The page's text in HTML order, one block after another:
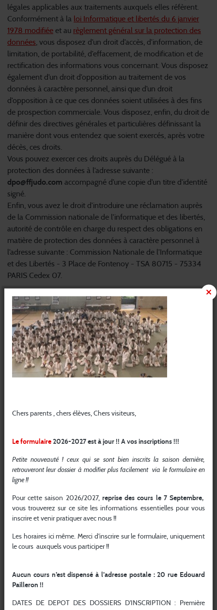
légales applicables aux traitements auxquels elles réfèrent.
Conformément à la loi Informatique et libertés du 6 janvier
1978 modifiée et au règlement général sur la protection des
données , vous disposez d’un droit d’accès, d’information, de
limitation, de portabilité, d’effacement, de modification et de
rectification des informations vous concernant. Vous disposez
également d’un droit d’opposition au traitement de vos
données à caractère personnel, ainsi que d’un droit
d’opposition à ce que ces données soient utilisées à des fins
de prospection commerciale. Vous disposez, enfin, du droit de
définir des directives générales et particulières définissant la
manière dont vous entendez que soient exercés, après votre
décès, ces droits.
Vous pouvez exercer ces droits auprès du Délégué à la
protection des données à l’adresse suivante :
dpo@ffjudo.com accompagné d’une copie d’un titre d’identité
signé.
Enfin, vous avez le droit d’introduire une réclamation auprès
de la Commission nationale de l’informatique et des libertés,
autorité de contrôle en charge du respect des obligations en
matière de protection des données à caractère personnel à
l’adresse suivante : Commission Nationale de l’Informatique
et des Libertés - 3 Place de Fontenoy - TSA 80715 - 75334
PARIS Cedex 07.
2.2 Utilisation des cookies et statistiques
Ce site utilise des cookies soumis aux dispositions du
Règlement E-Privacy, du Règlement Général en Protection
des données à caractère personnel et à la Loi n°78-17 du 6
janvier 1978 dite loi « informatique et libertés » modifiée par
la loi n°2018-493 du 20 juin 2018 et complétée par la
délibération de la CNIL en date du 19 juillet 2019 en matière
traceurs (cookies).
donne son consentement qui peut résulter de paramètres
dispositif placé sous son contrôle. Ainsi, avant le dépôt des
cookies, l’utilisateur aura toujours le choix de gérer ses
Un cookie est une information déposée par le serveur du site
visité sur le terminal du visiteur. Il est utilisé afin de conserver
des données de nature à :
Faciliter la navigation (le cookie de fonctionnement
mémorise par exemple vos informations pour vous éviter
d’avoir à les retaper lors de votre prochaine visite, il sécurise
Le refus de ces cookies peut freiner votre navigation sur le
site internet.
Ce fichier est conservé pendant une durée maximale de 13
Chers parents , chers élèves, Chers visiteurs,
Le formulaire2026-2027 est à jour !! A vos inscriptions !!!
Petite nouveauté ! ceux qui se sont bien inscrits la saison dernière,
retrouveront leur dossier à modifier plus facilement via le formulaire en
ligne !!
Pour cette saison 2026/2027, reprise des cours le 7 Septembre,
vous trouverez sur ce site les informations essentielles pour vous
inscrire et venir pratiquer avec nous !!
Les horaires ici même. Merci d'inscrire sur le formulaire, uniquement
le cours auxquels vous participer !!
Aucun cours n’est dispensé à l’adresse postale : 20 rue Edouard
Pailleron !!
DATES DE DEPOT DES DOSSIERS D'INSCRIPTION : Première